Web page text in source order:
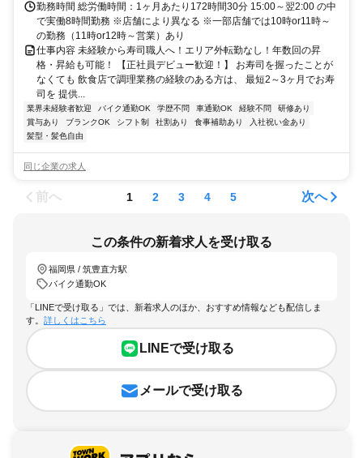
勤務時間 総労働時間：1ヶ月あたり172時間30分 15:00～翌2:00 の中
で実働8時間勤務 ※店舗により異なる ※一部店舗では10時or11時～
の勤務（11時or12時～営業）あり
仕事内容 未経験から寿司職人へ！エリア外転勤なし！年数回の昇
格・昇給も可能！ 【正社員デビュー歓迎！】 お寿司を握ったことが
なくても 飲食店で調理業務の経験のある方は、 最短2～3ヶ月でお寿
司を 提供...
業界未経験者歓迎 バイク通勤OK 学歴不問 車通勤OK 経験不問
研修あり
賞与あり
ブランクOK シフト制 社割あり 食事補助あり
入社祝い金あり
髪型・髪色自由
同じ企業の求人
前へ 1 2 3 4 5 次へ
この条件の新着求人を受け取る
福岡県 / 筑豊直方駅
バイク通勤OK
「LINEで受け取る」では、新着求人のほか、おすすめ情報なども配信しま
す。 詳しくはこちら
LINEで受け取る
メールで受け取る